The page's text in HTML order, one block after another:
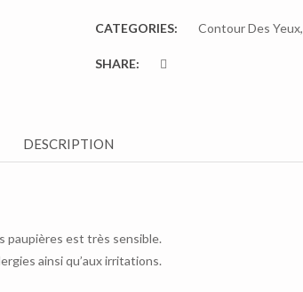
CATEGORIES: Contour Des Yeux,
SHARE:
DESCRIPTION
paupières est très sensible.
ainsi qu’aux irritations.